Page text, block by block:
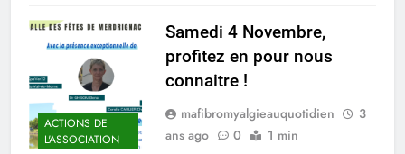
ACTIONS DE
L'ASSOCIATION
Samedi 4 Novembre,
profitez en pour nous
connaitre !
mafibromyalgieauquotidien
3
ans ago
0
1 min